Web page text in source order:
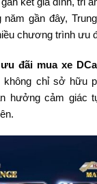
gần đây,
chương trình ưu
ưu đãi mua xe
không chỉ sở hữu
hưởng cảm giác